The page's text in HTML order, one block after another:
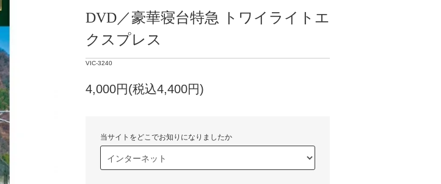
DVD／豪華寝台特急 トワイライトエ
クスプレス
VIC-3240
4,000円(税込4,400円)
当サイトをどこでお知りになりましたか